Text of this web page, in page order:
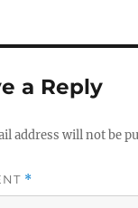
a Reply
address will not be
*